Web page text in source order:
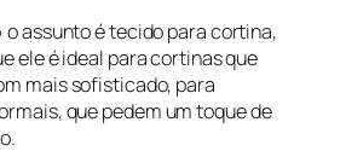
assunto é tecido para cortina,
ele é ideal para cortinas que
mais sofisticado, para
que pedem um toque de